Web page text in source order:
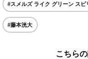
#スメルズ ライク グリーン スピ
#藤本洸大
こちら